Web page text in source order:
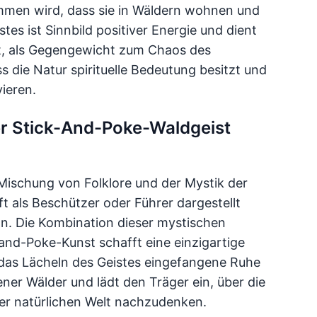
wird, dass sie in Wäldern wohnen und
ist Sinnbild positiver Energie und dient
als Gegengewicht zum Chaos des
die Natur spirituelle Bedeutung besitzt und
Stick-And-Poke-Waldgeist
von Folklore und der Mystik der
als Beschützer oder Führer dargestellt
Die Kombination dieser mystischen
Poke-Kunst schafft eine einzigartige
Lächeln des Geistes eingefangene Ruhe
Wälder und lädt den Träger ein, über die
natürlichen Welt nachzudenken.